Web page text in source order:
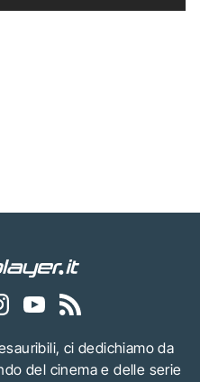
ci dedichiamo da
del cinema e delle serie